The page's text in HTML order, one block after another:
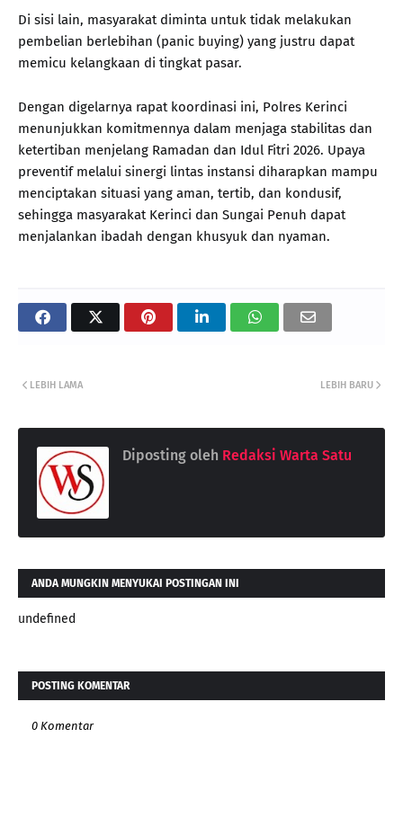
Di sisi lain, masyarakat diminta untuk tidak melakukan
pembelian berlebihan (panic buying) yang justru dapat
memicu kelangkaan di tingkat pasar.
Dengan digelarnya rapat koordinasi ini, Polres Kerinci
menunjukkan komitmennya dalam menjaga stabilitas dan
ketertiban menjelang Ramadan dan Idul Fitri 2026. Upaya
preventif melalui sinergi lintas instansi diharapkan mampu
menciptakan situasi yang aman, tertib, dan kondusif,
sehingga masyarakat Kerinci dan Sungai Penuh dapat
menjalankan ibadah dengan khusyuk dan nyaman.
LEBIH BARU
LEBIH LAMA
Diposting oleh Redaksi Warta Satu
ANDA MUNGKIN MENYUKAI POSTINGAN INI
undefined
POSTING KOMENTAR
0 Komentar